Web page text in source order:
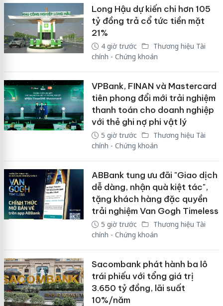
Long Hậu dự kiến chi hơn 105
tỷ đồng trả cổ tức tiền mặt
21%
4 giờ trước
Thương hiệu Tài
chính - Chứng khoán
VPBank, FINAN và Mastercard
tiên phong đổi mới trải nghiệm
thanh toán cho doanh nghiệp
với thẻ ghi nợ phi vật lý
5 giờ trước
Thương hiệu Tài
chính - Chứng khoán
ABBank tung ưu đãi "Giao dịch
dễ dàng, nhận quà kiệt tác",
tặng khách hàng đặc quyền
trải nghiệm Van Gogh Timeless
5 giờ trước
Thương hiệu Tài
chính - Chứng khoán
Sacombank phát hành ba lô
trái phiếu với tổng giá trị
3.650 tỷ đồng, lãi suất
10%/năm